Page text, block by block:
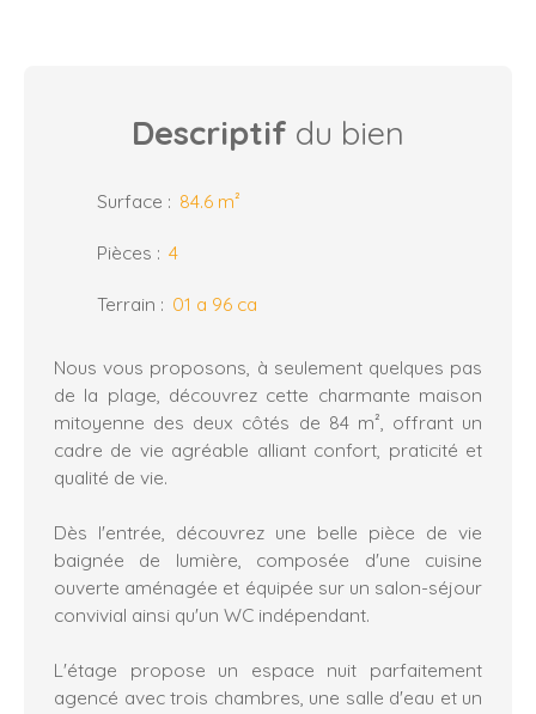
Descriptif du bien
Surface : 84.6 m²
Pièces : 4
Terrain : 01 a 96 ca
Nous vous proposons, à seulement quelques pas
de la plage, découvrez cette charmante maison
mitoyenne des deux côtés de 84 m², offrant un
cadre de vie agréable alliant confort, praticité et
qualité de vie.
Dès l'entrée, découvrez une belle pièce de vie
baignée de lumière, composée d'une cuisine
ouverte aménagée et équipée sur un salon-séjour
convivial ainsi qu'un WC indépendant.
L'étage propose un espace nuit parfaitement
agencé avec trois chambres, une salle d'eau et un